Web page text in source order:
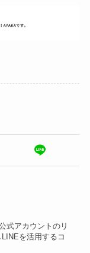
式アカウントのリ
を活用するコ